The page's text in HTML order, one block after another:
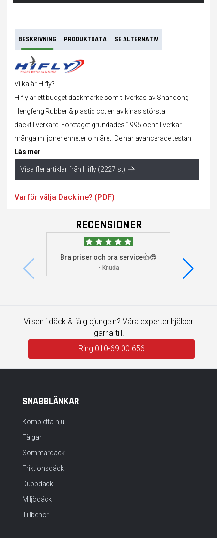
BESKRIVNING PRODUKTDATA SE ALTERNATIV
Vilka är Hifly?
Hifly är ett budget däckmärke som tillverkas av Shandong
Hengfeng Rubber & plastic co, en av kinas största
däcktillverkare. Företaget grundades 1995 och tillverkar
många miljoner enheter om året. De har avancerade testan
Läs mer
Visa fler artiklar från Hifly (2227 st)
Varför välja Dackline? (PDF)
RECENSIONER
Bra priser och bra service👍😎
- Knuda
Vilsen i däck & fälg djungeln? Våra experter hjälper
gärna till!
Ring 010-69 00 656
SNABBLÄNKAR
Kompletta hjul
Fälgar
Sommardäck
Friktionsdäck
Dubbdäck
Miljödäck
Tillbehör